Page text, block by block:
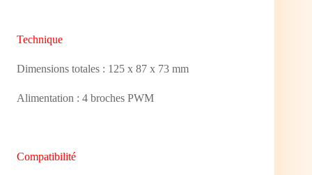
Technique
Dimensions totales : 125 x 87 x 73 mm
Alimentation : 4 broches PWM
Compatibilité